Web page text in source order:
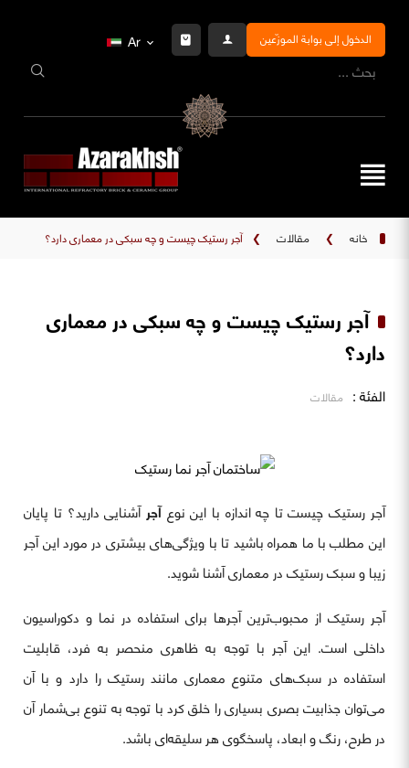
الدخول إلى بوابة الموزّعين Ar
خانه ❯ مقالات ❯ آجر رستیک چیست و چه سبکی در معماری دارد؟
آجر رستیک چیست و چه سبکی در معماری
دارد؟
الفئة : مقالات
آجر رستیک چیست تا چه اندازه با این نوعآجرآشنایی دارید؟ تا پایان
این مطلب با ما همراه باشید تا با ویژگی‌های بیشتری در مورد این آجر
زیبا و سبک رستیک در معماری آشنا شوید.
آجر رستیک از محبوب‌ترین آجرها برای استفاده در نما و دکوراسیون
داخلی است. این آجر با توجه به ظاهری منحصر به فرد، قابلیت
استفاده در سبک‌های متنوع معماری مانند رستیک را دارد و با آن
می‌توان جذابیت بصری بسیاری را خلق کرد با توجه به تنوع بی‌شمار آن
در طرح، رنگ و ابعاد، پاسخگوی هر سلیقه‌ای باشد.